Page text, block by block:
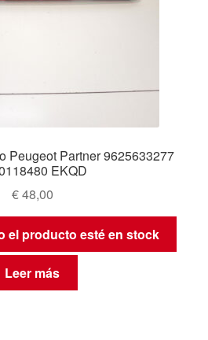
Peugeot Partner 9625633277
EKQD
€48,00
el producto esté en stock
Leer más